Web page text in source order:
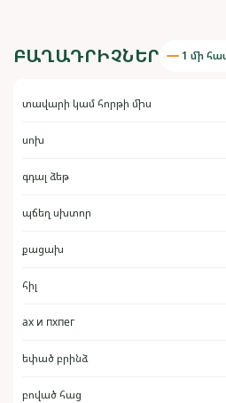
ԲԱՂԱԴՐԻՉՆԵՐ 1 մի
տավարի կամ հորթի միս
սոխ
գդալ ձեթ
պճեղ սխտոր
քացախ
հիլ
ах и пхпег
եփած բրինձ
բոված հաց